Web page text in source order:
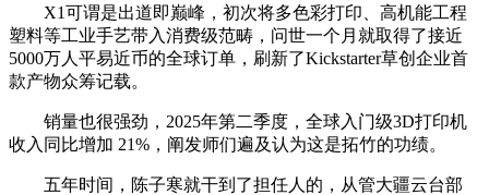
X1可谓是出道即巅峰，初次将多色彩打印、高机能工程
塑料等工业手艺带入消费级范畴，问世一个月就取得了接近
5000万人平易近币的全球订单，刷新了Kickstarter草创企业首
款产物众筹记载。
销量也很强劲，2025年第二季度，全球入门级3D打印机
收入同比增加 21%，阐发师们遍及认为这是拓竹的功绩。
五年时间，陈子寒就干到了担任人的，从管大疆云台部